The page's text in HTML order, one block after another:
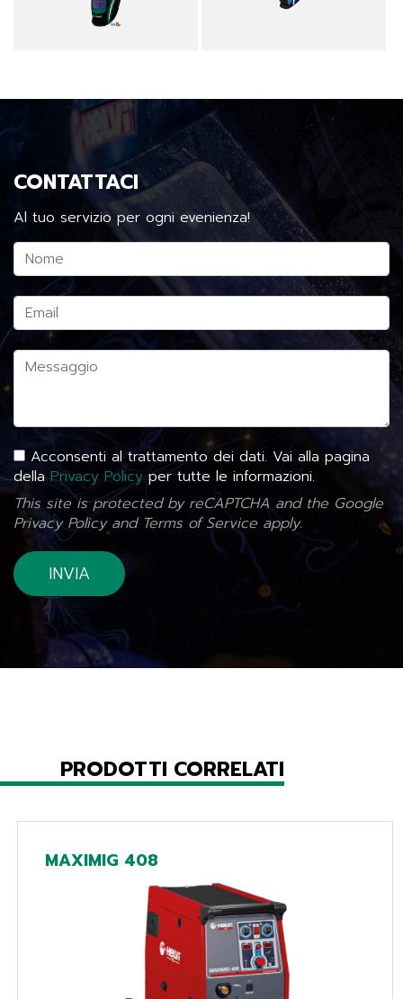
CONTATTACI
Al tuo servizio per ogni evenienza!
Acconsenti al trattamento dei dati. Vai alla pagina
dellaPrivacy Policyper tutte le informazioni.
This site is protected by reCAPTCHA and the Google
Privacy Policyand Terms of Service apply.
PRODOTTI CORRELATI
MAXIMIG 408